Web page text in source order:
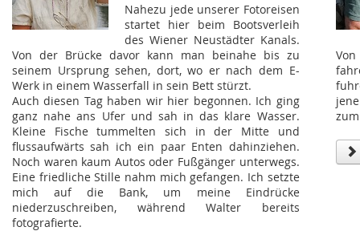
Nahezu jede unserer Fotoreisen
startet hier beim Bootsverleih
des Wiener Neustädter Kanals.
Von der Brücke davor kann man beinahe bis zu
seinem Ursprung sehen, dort, wo er nach dem E-
Werk in einem Wasserfall in sein Bett stürzt.
Auch diesen Tag haben wir hier begonnen. Ich ging
ganz nahe ans Ufer und sah in das klare Wasser.
Kleine Fische tummelten sich in der Mitte und
flussaufwärts sah ich ein paar Enten dahinziehen.
Noch waren kaum Autos oder Fußgänger unterwegs.
Eine friedliche Stille nahm mich gefangen. Ich setzte
mich auf die Bank, um meine Eindrücke
niederzuschreiben, während Walter bereits
fotografierte.